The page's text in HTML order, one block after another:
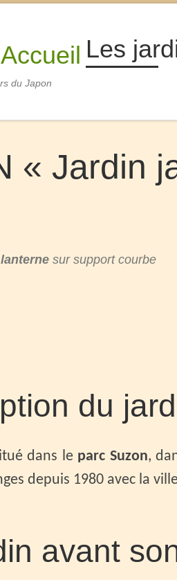
Les
du Japon
« Jardin
lanterne sur support courbe
du
dans le parc Suzon,
depuis 1980 avec la
avant